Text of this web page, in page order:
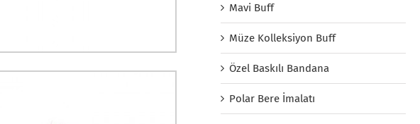
Mavi Buff
Müze Kolleksiyon Buff
Özel Baskılı Bandana
Polar Bere İmalatı